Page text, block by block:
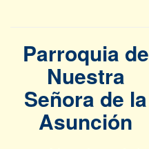
Parroquia de
Nuestra
Señora de la
Asunción